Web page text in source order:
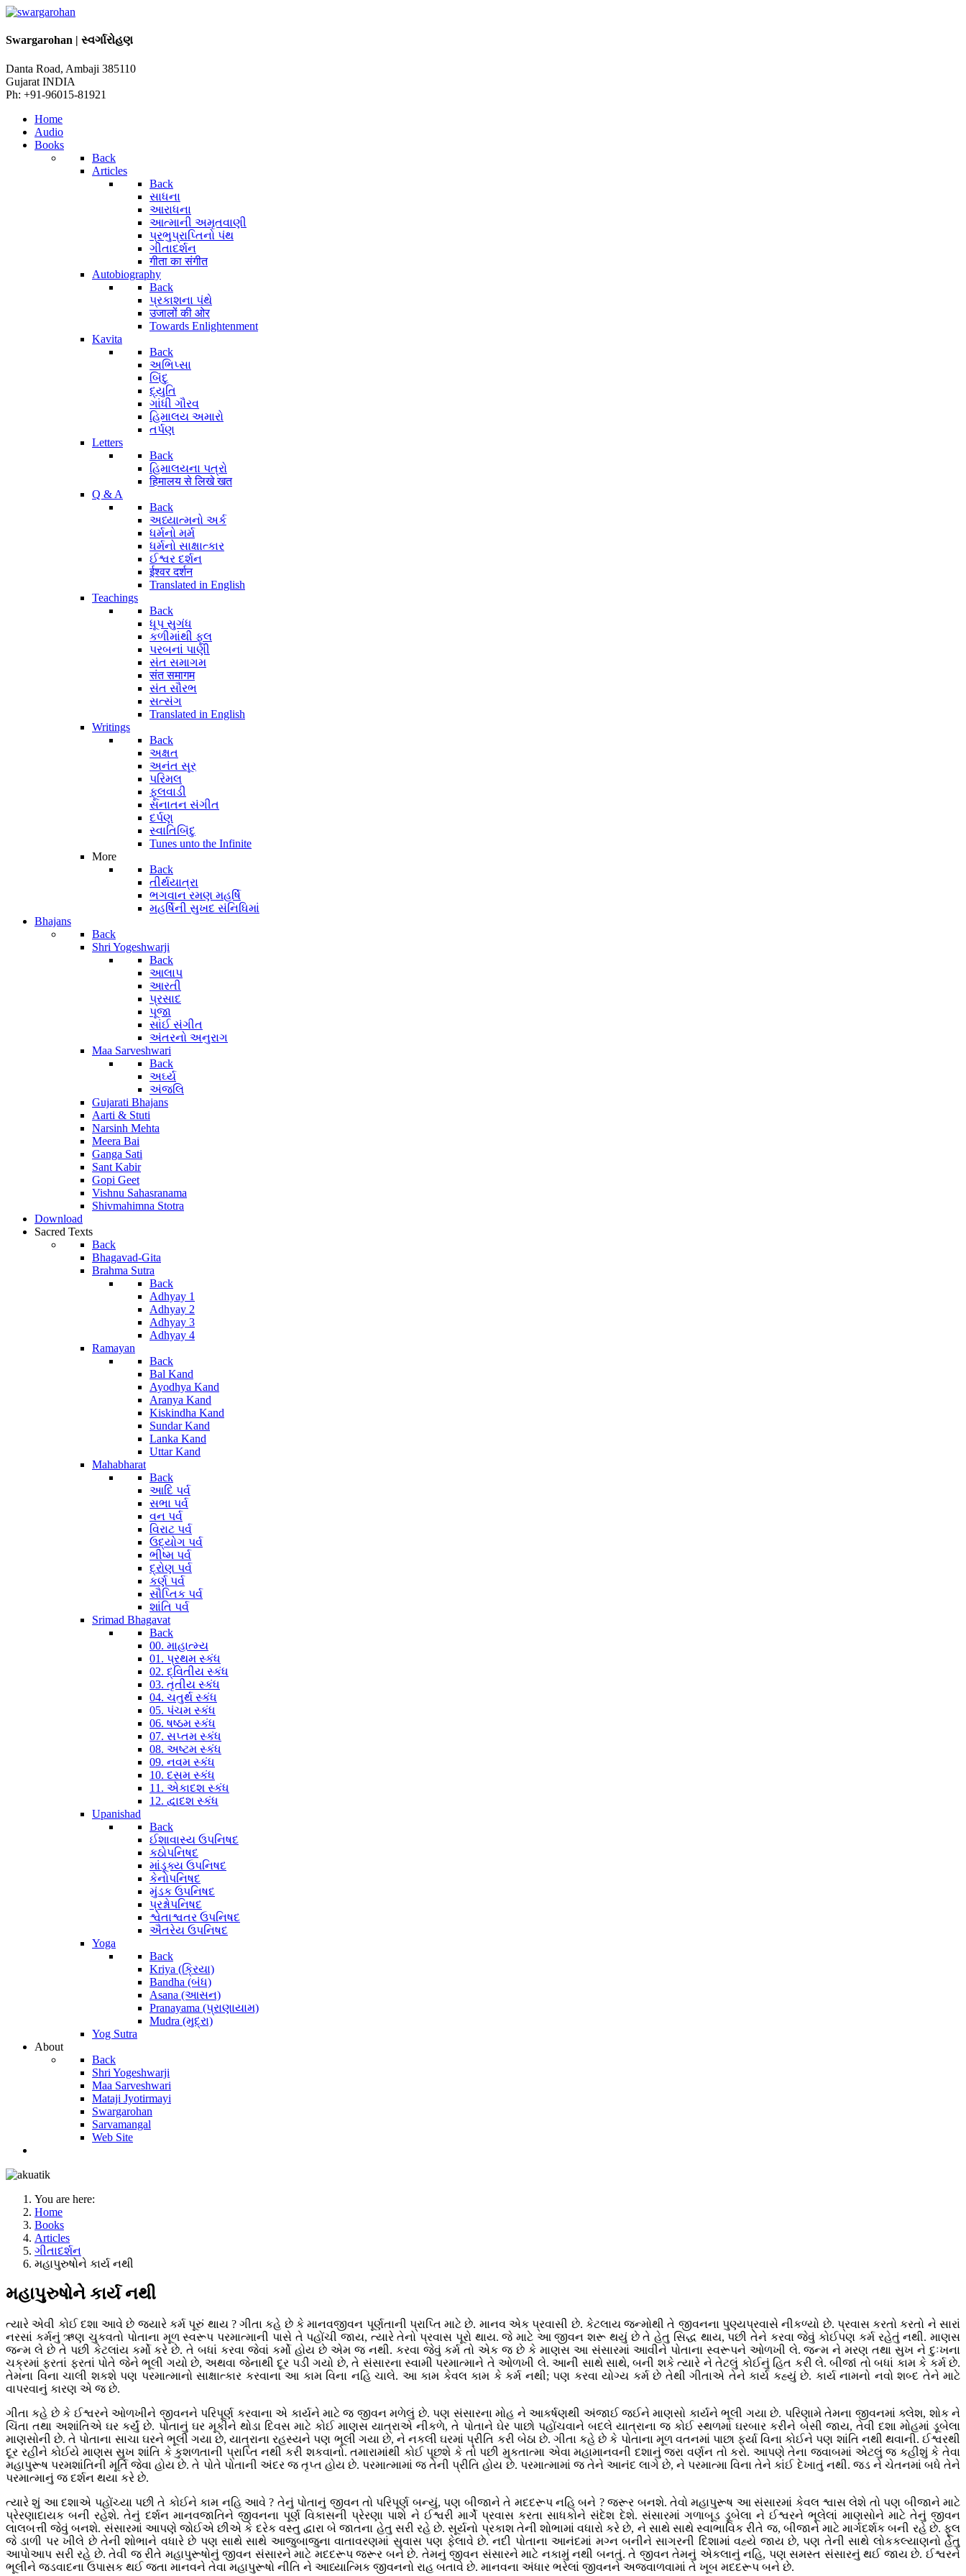
Swargarohan | સ્વર્ગારોહણ
Danta Road, Ambaji 385110
Gujarat INDIA
Ph: +91-96015-81921
Home
Audio
Books
Back
Articles
Back
સાધના
આરાધના
આત્માની અમૃતવાણી
પ્રભુપ્રાપ્તિનો પંથ
ગીતાદર્શન
गीता का संगीत
Autobiography
Back
પ્રકાશના પંથે
उजालों की ओर
Towards Enlightenment
Kavita
Back
અભિપ્સા
બિંદુ
દ્યુતિ
ગાંધી ગૌરવ
હિમાલય અમારો
તર્પણ
Letters
Back
હિમાલયના પત્રો
हिमालय से लिखे खत
Q & A
Back
અધ્યાત્મનો અર્ક
ધર્મનો મર્મ
ધર્મનો સાક્ષાત્કાર
ઈશ્વર દર્શન
ईश्वर दर्शन
Translated in English
Teachings
Back
ધૂપ સુગંધ
કળીમાંથી ફૂલ
પરબનાં પાણી
સંત સમાગમ
संत समागम
સંત સૌરભ
સત્સંગ
Translated in English
Writings
Back
અક્ષત
અનંત સૂર
પરિમલ
ફૂલવાડી
સનાતન સંગીત
દર્પણ
સ્વાતિબિંદુ
Tunes unto the Infinite
More
Back
તીર્થયાત્રા
ભગવાન રમણ મહર્ષિ
મહર્ષિની સુખદ સંનિધિમાં
Bhajans
Back
Shri Yogeshwarji
Back
આલાપ
આરતી
પ્રસાદ
પૂજા
સાંઈ સંગીત
અંતરનો અનુરાગ
Maa Sarveshwari
Back
અર્ઘ્ય
અંજલિ
Gujarati Bhajans
Aarti & Stuti
Narsinh Mehta
Meera Bai
Ganga Sati
Sant Kabir
Gopi Geet
Vishnu Sahasranama
Shivmahimna Stotra
Download
Sacred Texts
Back
Bhagavad-Gita
Brahma Sutra
Back
Adhyay 1
Adhyay 2
Adhyay 3
Adhyay 4
Ramayan
Back
Bal Kand
Ayodhya Kand
Aranya Kand
Kiskindha Kand
Sundar Kand
Lanka Kand
Uttar Kand
Mahabharat
Back
આદિ પર્વ
સભા પર્વ
વન પર્વ
વિરાટ પર્વ
ઉદ્યોગ પર્વ
ભીષ્મ પર્વ
દ્રોણ પર્વ
કર્ણ પર્વ
સૌપ્તિક પર્વ
શાંતિ પર્વ
Srimad Bhagavat
Back
00. માહાત્મ્ય
01. પ્રથમ સ્કંધ
02. દ્વિતીય સ્કંધ
03. તૃતીય સ્કંધ
04. ચતુર્થ સ્કંધ
05. પંચમ સ્કંધ
06. ષષ્ઠમ સ્કંધ
07. સપ્તમ સ્કંધ
08. અષ્ટમ સ્કંધ
09. નવમ સ્કંધ
10. દસમ સ્કંધ
11. એકાદશ સ્કંધ
12. દ્વાદશ સ્કંધ
Upanishad
Back
ઈશાવાસ્ય ઉપનિષદ
કઠોપનિષદ
માંડૂક્ય ઉપનિષદ
કેનોપનિષદ
મુંડક ઉપનિષદ
પ્રશ્નોપનિષદ
શ્વેતાશ્વતર ઉપનિષદ
ઐતરેય ઉપનિષદ
Yoga
Back
Kriya (ક્રિયા)
Bandha (બંધ)
Asana (આસન)
Pranayama (પ્રાણાયામ)
Mudra (મુદ્રા)
Yog Sutra
About
Back
Shri Yogeshwarji
Maa Sarveshwari
Mataji Jyotirmayi
Swargarohan
Sarvamangal
Web Site
You are here:
Home
Books
Articles
ગીતાદર્શન
મહાપુરુષોને કાર્ય નથી
મહાપુરુષોને કાર્ય નથી
ત્યારે એવી કોઈ દશા આવે છે જ્યારે કર્મ પૂરું થાય ? ગીતા કહે છે કે માનવજીવન પૂર્ણતાની પ્રાપ્તિ માટે છે. માનવ એક પ્રવાસી છે. કેટલાય જન્મોથી તે જીવનના પુણ્યપ્રવાસે નીકળ્યો છે. પ્રવાસ કરતો કરતો ને સારાં
નરસાં કર્મનું ઋણ ચુકવતો પોતાના મૂળ સ્વરૂપ પરમાત્માની પાસે તે પહોંચી જાય, ત્યારે તેનો પ્રવાસ પૂરો થાય. જે માટે આ જીવન શરૂ થયું છે તે હેતુ સિદ્ધ થાય, પછી તેને કરવા જેવું કોઈપણ કર્મ રહેતું નથી. માણસ
જન્મ લે છે તે પછી કેટલાંય કર્મો કરે છે. તે બધાં કરવા જેવાં કર્મો હોય છે એમ જ નથી. કરવા જેવું કર્મ તો એક જ છે કે માણસ આ સંસારમાં આવીને પોતાના સ્વરૂપને ઓળખી લે. જન્મ ને મરણ તથા સુખ ને દુઃખના
ચક્રમાં ફરતાં ફરતાં પોતે જેને ભૂલી ગયો છે, અથવા જેનાથી દૂર પડી ગયો છે, તે સંસારના સ્વામી પરમાત્માને તે ઓળખી લે. આની સાથે સાથે, બની શકે ત્યારે ને તેટલું કોઈનું હિત કરી લે. બીજાં તો બધાં કામ કે કર્મ છે.
તેમના વિના ચાલી શકશે પણ પરમાત્માનો સાક્ષાત્કાર કરવાના આ કામ વિના નહિ ચાલે. આ કામ કેવલ કામ કે કર્મ નથી; પણ કરવા યોગ્ય કર્મ છે તેથી ગીતાએ તેને કાર્ય કહ્યું છે. કાર્ય નામનો નવો શબ્દ તેને માટે
વાપરવાનું કારણ એ જ છે.
ગીતા કહે છે કે ઈશ્વરને ઓળખીને જીવનને પરિપૂર્ણ કરવાના એ કાર્યને માટે જ જીવન મળેલું છે. પણ સંસારના મોહ ને આકર્ષણથી અંજાઈ જઈને માણસો કાર્યને ભૂલી ગયા છે. પરિણામે તેમના જીવનમાં ક્લેશ, શોક ને
ચિંતા તથા અશાંતિએ ઘર કર્યું છે. પોતાનું ઘર મૂકીને થોડા દિવસ માટે કોઈ માણસ યાત્રાએ નીકળે, તે પોતાને ઘેર પાછો પહોંચવાને બદલે યાત્રાના જ કોઈ સ્થળમાં ઘરબાર કરીને બેસી જાય, તેવી દશા મોહમાં ડૂબેલા
માણસોની છે. તે પોતાના સાચા ઘરને ભૂલી ગયા છે, યાત્રાના રહસ્યને પણ ભૂલી ગયા છે, ને નકલી ઘરમાં પ્રીતિ કરી બેઠા છે. ગીતા કહે છે કે પોતાના મૂળ વતનમાં પાછા ફર્યા વિના કોઈને પણ શાંતિ નથી થવાની. ઈશ્વરથી
દૂર રહીને કોઈયે માણસ સુખ શાંતિ કે કુશળતાની પ્રાપ્તિ નથી કરી શકવાનો. તમારામાંથી કોઈ પૂછશે કે તો પછી મુકતાત્મા એવા મહામાનવની દશાનું જરા વર્ણન તો કરો. આપણે તેના જવાબમાં એટલું જ કહીશું કે તેવા
મહાપુરૂષ પરમશાંતિની મૂર્તિ જેવા હોય છે. તે પોતે પોતાની અંદર જ તૃપ્ત હોય છે. પરમાત્મામાં જ તેની પ્રીતિ હોય છે. પરમાત્મામાં જ તેને આનંદ લાગે છે, ને પરમાત્મા વિના તેને કાંઈ દેખાતું નથી. જડ ને ચેતનમાં બધે તેને
પરમાત્માનું જ દર્શન થયા કરે છે.
ત્યારે શું આ દશાએ પહોંચ્યા પછી તે કોઈને કામ નહિ આવે ? તેનું પોતાનું જીવન તો પરિપૂર્ણ બન્યું, પણ બીજાને તે મદદરૂપ નહિ બને ? જરૂર બનશે. તેવો મહાપુરૂષ આ સંસારમાં કેવલ શ્વાસ લેશે તો પણ બીજાને માટે
પ્રેરણાદાયક બની રહેશે. તેનું દર્શન માનવજાતિને જીવનના પૂર્ણ વિકાસની પ્રેરણા પાશે ને ઈશ્વરી માર્ગે પ્રવાસ કરતા સાધકોને સંદેશ દેશે. સંસારમાં ગળાબૂડ ડૂબેલા ને ઈશ્વરને ભૂલેલાં માણસોને માટે તેનું જીવન
લાલબત્તી જેવું બનશે. સંસારમાં આપણે જોઈએ છીએ કે દરેક વસ્તુ દ્વારા બે જાતના હેતુ સરી રહે છે. સૂર્યનો પ્રકાશ તેની શોભામાં વધારો કરે છે, ને સાથે સાથે સ્વાભાવિક રીતે જ, બીજાને માટે માર્ગદર્શક બની રહે છે. ફૂલ
જે ડાળી પર ખીલે છે તેની શોભાને વધારે છે પણ સાથે સાથે આજુબાજુના વાતાવરણમાં સુવાસ પણ ફેલાવે છે. નદી પોતાના આનંદમાં મગ્ન બનીને સાગરની દિશામાં વહ્યે જાય છે, પણ તેની સાથે લોકકલ્યાણનો હેતુ
આપોઆપ સરી રહે છે. તેવી જ રીતે મહાપુરૂષોનું જીવન સંસારને માટે મદદરૂપ જરૂર બને છે. તેમનું જીવન સંસારને માટે નકામું નથી બનતું. તે જીવન તેમનું એકલાનું નહિ, પણ સમસ્ત સંસારનું થઈ જાય છે. ઈશ્વરને
ભૂલીને જડવાદના ઉપાસક થઈ જતા માનવને તેવા મહાપુરૂષો નીતિ ને આધ્યાત્મિક જીવનનો રાહ બતાવે છે. માનવના અંધાર ભરેલાં જીવનને અજવાળવામાં તે ખૂબ મદદરૂપ બને છે.